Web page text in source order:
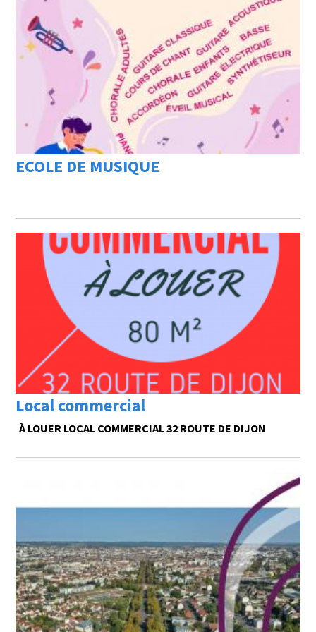
ECOLE DE MUSIQUE
Local commercial
À LOUER LOCAL COMMERCIAL 32 ROUTE DE DIJON